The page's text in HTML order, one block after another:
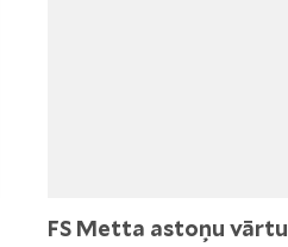
FS Metta astoņu vārtu